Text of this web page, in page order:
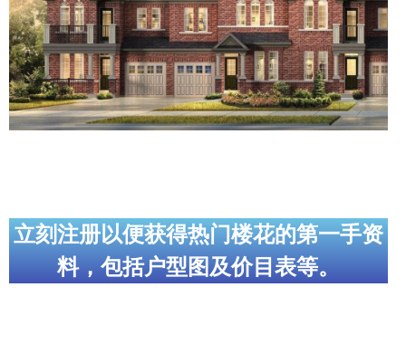
大多伦多医疗机构
加拿大银行贷款机构
大多伦多交通网络
常用查询工具
走近加拿大
为什么移民加拿大
立刻注册以便获得热门楼花的第一手资
料，包括户型图及价目表等。